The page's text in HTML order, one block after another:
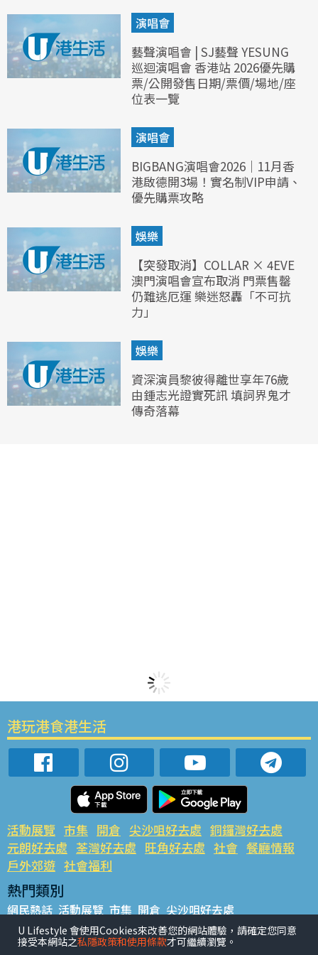
演唱會
藝聲演唱會 | SJ藝聲 YESUNG
巡迴演唱會 香港站 2026優先購
票/公開發售日期/票價/場地/座
位表一覽
演唱會
BIGBANG演唱會2026｜11月香
港啟德開3場！實名制VIP申請、
優先購票攻略
娛樂
【突發取消】COLLAR × 4EVE
澳門演唱會宣布取消 門票售罄
仍難逃厄運 樂迷怒轟「不可抗
力」
娛樂
資深演員黎彼得離世享年76歲
由鍾志光證實死訊 填詞界鬼才
傳奇落幕
港玩港食港生活
活動展覽 市集 開倉 尖沙咀好去處 銅鑼灣好去處
元朗好去處 荃灣好去處 旺角好去處 社會 餐廳情報
戶外郊遊 社會福利
熱門類別
網民熱話 活動展覽 市集 開倉 尖沙咀好去處
銅鑼灣好去處 元朗好去處 荃灣好去處 旺角好去處 社會
餐廳情報 戶外郊遊
U Lifestyle 會使用Cookies來改善您的網站體驗，請確定您同意
接受本網站之私隱政策和使用條款才可繼續瀏覽。